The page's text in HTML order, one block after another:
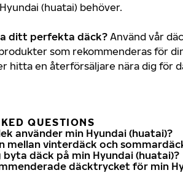
(huatai) behöver.
ditt perfekta däck? Använd vår
som rekommenderas för
hitta en återförsäljare nära dig för
QUESTIONS
använder min Hyundai (huatai)?
mellan vinterdäck och
däck på min Hyundai (huatai)?
däcktrycket för min